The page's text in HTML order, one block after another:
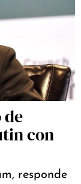
con
responde